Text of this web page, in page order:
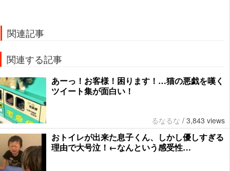
関連記事
関連する記事
あーっ！お客様！困ります！…猫の悪戯を嘆く
ツイート集が面白い！
るなるな / 3,843 views
おトイレが出来た息子くん、しかし優しすぎる
理由で大号泣！←なんという感受性…